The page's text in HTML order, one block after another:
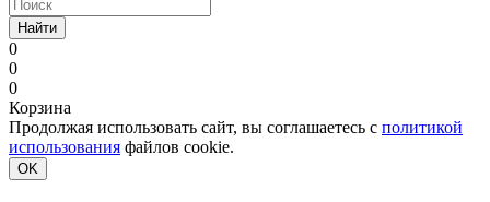
Найти
0
0
0
Корзина
Продолжая использовать сайт, вы соглашаетесь с политикой
использования файлов cookie.
OK